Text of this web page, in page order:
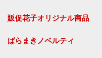
販促花子オリジナル商品
ばらまきノベルティ